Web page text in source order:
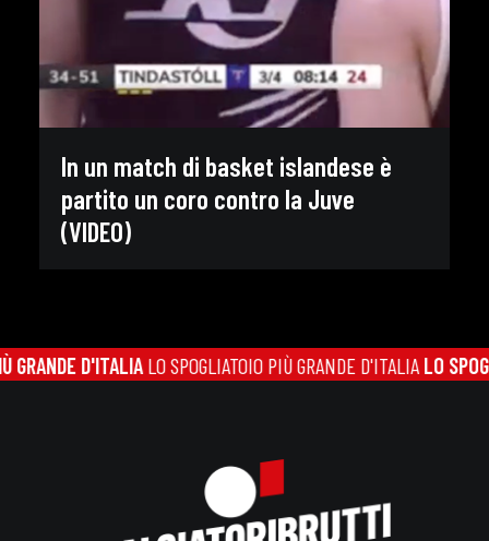
In un match di basket islandese è
partito un coro contro la Juve
(VIDEO)
D'ITALIALO SPOGLIATOIO PIÙ GRANDE D'ITALIALO